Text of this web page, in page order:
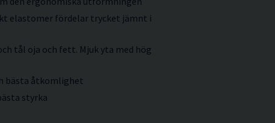
elastomer fördelar trycket jämnt i
tål oja och fett. Mjuk yta med hög
bästa åtkomlighet
styrka